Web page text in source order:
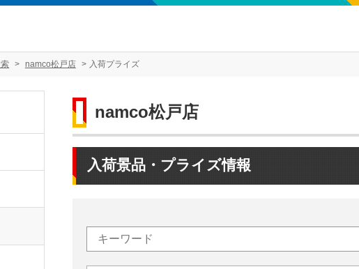
namco松戸店 入荷プライズ
namco松戸店
入荷景品・プライズ情報